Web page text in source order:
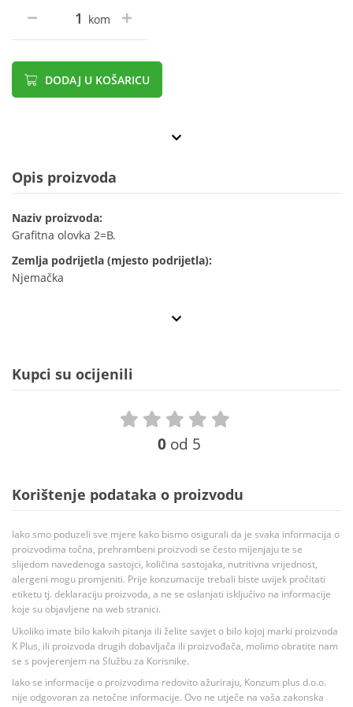
kom
DODAJ U KOŠARICU
Opis proizvoda
Naziv proizvoda:
Grafitna olovka 2=B.
Zemlja podrijetla (mjesto podrijetla):
Njemačka
Kupci su ocijenili
0 od 5
Korištenje podataka o proizvodu
Iako smo poduzeli sve mjere kako bismo osigurali da je svaka informacija o
proizvodima točna, prehrambeni proizvodi se često mijenjaju te se
slijedom navedenoga sastojci, količina sastojaka, nutritivna vrijednost,
alergeni mogu promjeniti. Prije konzumacije trebali biste uvijek pročitati
etiketu tj. deklaraciju proizvoda, a ne se oslanjati isključivo na informacije
koje su objavljene na web stranici.
Ukoliko imate bilo kakvih pitanja ili želite savjet o bilo kojoj marki proizvoda
K Plus, ili proizvoda drugih dobavljača ili proizvođača, molimo obratite nam
se s povjerenjem na Službu za Korisnike.
Iako se informacije o proizvodima redovito ažuriraju, Konzum plus d.o.o.
nije odgovoran za netočne informacije. Ovo ne utječe na vaša zakonska